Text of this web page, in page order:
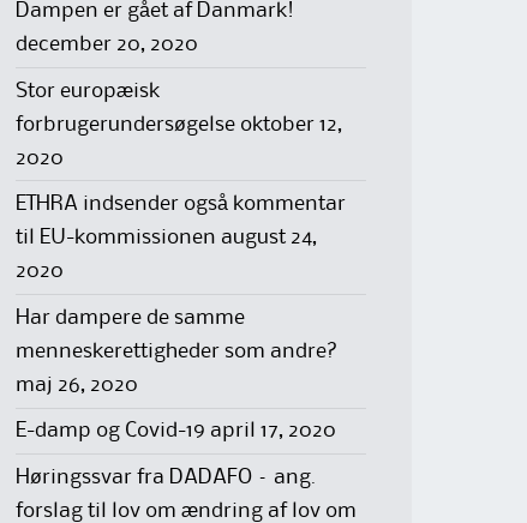
Dampen er gået af Danmark!
december 20, 2020
Stor europæisk
forbrugerundersøgelse oktober 12,
2020
ETHRA indsender også kommentar
til EU-kommissionen august 24,
2020
Har dampere de samme
menneskerettigheder som andre?
maj 26, 2020
E-damp og Covid-19 april 17, 2020
Høringssvar fra DADAFO – ang.
forslag til lov om ændring af lov om